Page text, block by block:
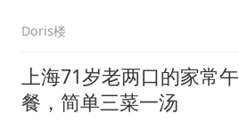
Doris楼
上海71岁老两口的家常午
餐，简单三菜一汤